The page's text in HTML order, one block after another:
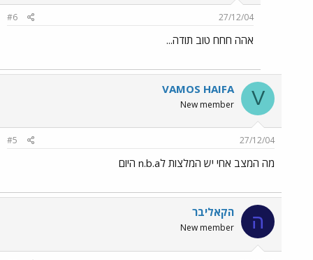
27/12/04
#6
אהה חחח טוב תודה...
V
VAMOS HAIFA
New member
27/12/04
#5
מה המצב אחי יש המלצות לn.b.a היום
ה הקאליבר
New member